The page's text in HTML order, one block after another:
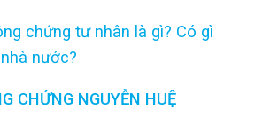
chứng tư nhân là gì? Có gì
nước?
CHỨNG NGUYỄN HUỆ